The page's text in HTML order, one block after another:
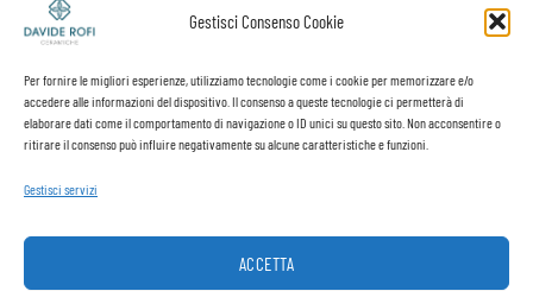
Gestisci Consenso Cookie
Per fornire le migliori esperienze, utilizziamo tecnologie come i cookie per memorizzare e/o
accedere alle informazioni del dispositivo. Il consenso a queste tecnologie ci permetterà di
elaborare dati come il comportamento di navigazione o ID unici su questo sito. Non acconsentire o
ritirare il consenso può influire negativamente su alcune caratteristiche e funzioni.
Gestisci servizi
ACCETTA
Visa PayPal MasterCardPostepay VeriSign Visa
Termini e